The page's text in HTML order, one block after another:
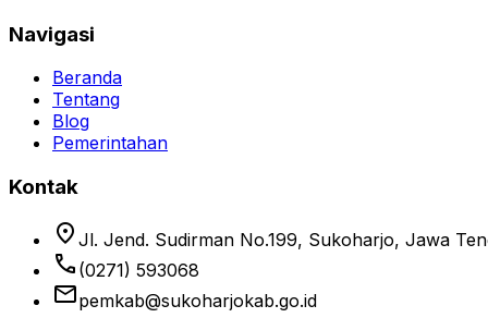
Navigasi
Beranda
Tentang
Blog
Pemerintahan
Kontak
location_on Jl. Jend. Sudirman No.199, Sukoharjo, Jawa
phone (0271) 593068
emailpemkab@sukoharjokab.go.id